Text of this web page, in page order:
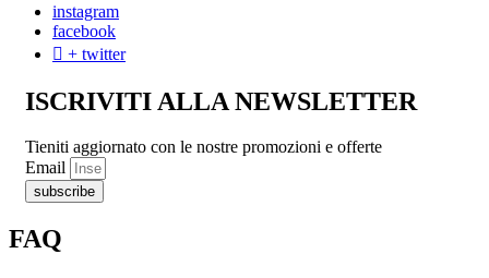
instagram
facebook
+ twitter
ISCRIVITI ALLA NEWSLETTER
Tieniti aggiornato con le nostre promozioni e offerte
Email
subscribe
FAQ